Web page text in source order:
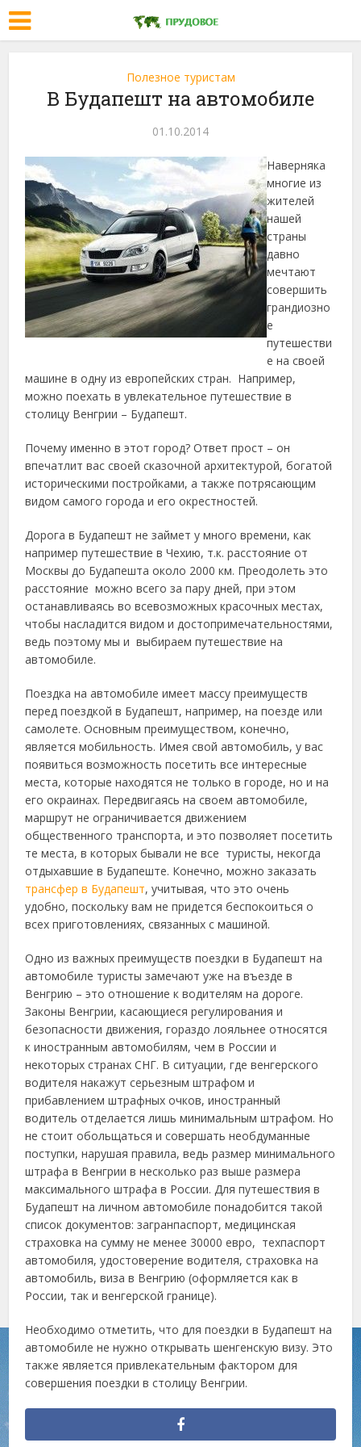
Полезное туристам
В Будапешт на автомобиле
01.10.2014
Наверняка
многие из
жителей
нашей
страны
давно
мечтают
совершить
грандиозно
е
путешестви
е на своей
машине в одну из европейских стран. Например,
можно поехать в увлекательное путешествие в
столицу Венгрии – Будапешт.
Почему именно в этот город? Ответ прост – он
впечатлит вас своей сказочной архитектурой, богатой
историческими постройками, а также потрясающим
видом самого города и его окрестностей.
Дорога в Будапешт не займет у много времени, как
например путешествие в Чехию, т.к. расстояние от
Москвы до Будапешта около 2000 км. Преодолеть это
расстояние можно всего за пару дней, при этом
останавливаясь во всевозможных красочных местах,
чтобы насладится видом и достопримечательностями,
ведь поэтому мы и выбираем путешествие на
автомобиле.
Поездка на автомобиле имеет массу преимуществ
перед поездкой в Будапешт, например, на поезде или
самолете. Основным преимуществом, конечно,
является мобильность. Имея свой автомобиль, у вас
появиться возможность посетить все интересные
места, которые находятся не только в городе, но и на
его окраинах. Передвигаясь на своем автомобиле,
маршрут не ограничивается движением
общественного транспорта, и это позволяет посетить
те места, в которых бывали не все туристы, некогда
отдыхавшие в Будапеште. Конечно, можно заказать
трансфер в Будапешт, учитывая, что это очень
удобно, поскольку вам не придется беспокоиться о
всех приготовлениях, связанных с машиной.
Одно из важных преимуществ поездки в Будапешт на
автомобиле туристы замечают уже на въезде в
Венгрию – это отношение к водителям на дороге.
Законы Венгрии, касающиеся регулирования и
безопасности движения, гораздо лояльнее относятся
к иностранным автомобилям, чем в России и
некоторых странах СНГ. В ситуации, где венгерского
водителя накажут серьезным штрафом и
прибавлением штрафных очков, иностранный
водитель отделается лишь минимальным штрафом. Но
не стоит обольщаться и совершать необдуманные
поступки, нарушая правила, ведь размер минимального
штрафа в Венгрии в несколько раз выше размера
максимального штрафа в России. Для путешествия в
Будапешт на личном автомобиле понадобится такой
список документов: загранпаспорт, медицинская
страховка на сумму не менее 30000 евро, техпаспорт
автомобиля, удостоверение водителя, страховка на
автомобиль, виза в Венгрию (оформляется как в
России, так и венгерской границе).
Необходимо отметить, что для поездки в Будапешт на
автомобиле не нужно открывать шенгенскую визу. Это
также является привлекательным фактором для
совершения поездки в столицу Венгрии.